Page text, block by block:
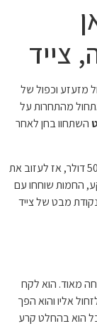
צייד
מזעזע וכפול של
מהתחרות על
השתחוו בחן לאחר
כמובן, אף אחד לא רוצה להתרחק מזריקה של 500,000 דולר, אז לעזוב את
החמות שוחחו עם
מבט של צייד
מאוד. הוא לקח
4, הכאב התחיל לזחול אליו והוא הפך
הוא בהחלט קרע